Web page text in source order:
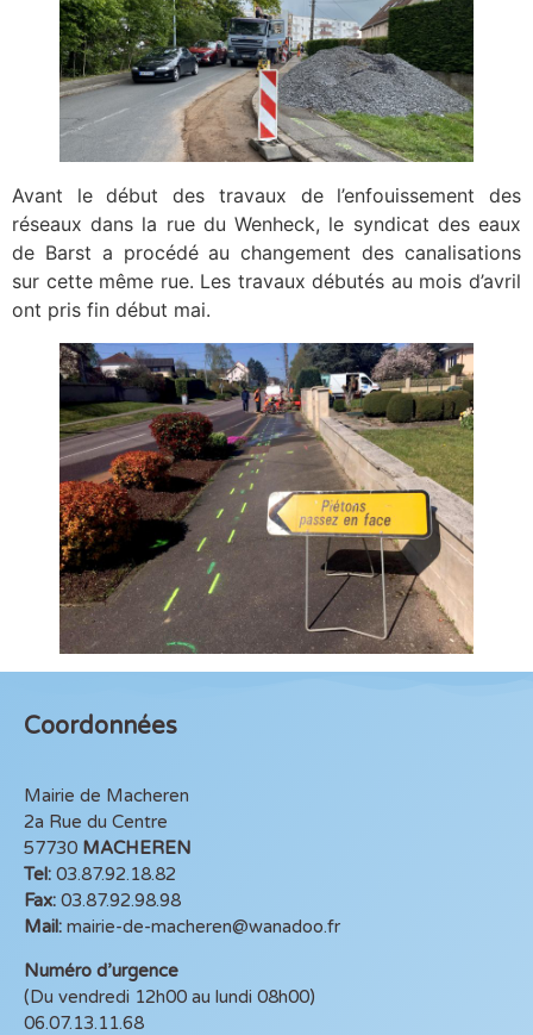
Avant le début des travaux de l’enfouissement des
réseaux dans la rue du Wenheck, le syndicat des eaux
de Barst a procédé au changement des canalisations
sur cette même rue. Les travaux débutés au mois d’avril
ont pris fin début mai.
Coordonnées
Mairie de Macheren
2a Rue du Centre
57730 MACHEREN
Tel: 03.87.92.18.82
Fax: 03.87.92.98.98
Mail: mairie-de-macheren@wanadoo.fr
Numéro d’urgence
(Du vendredi 12h00 au lundi 08h00)
06.07.13.11.68